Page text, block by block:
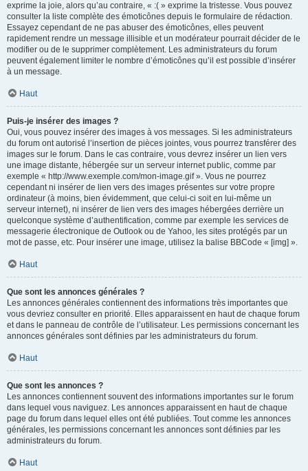
exprime la joie, alors qu’au contraire, « :( » exprime la tristesse. Vous pouvez
consulter la liste complète des émoticônes depuis le formulaire de rédaction.
Essayez cependant de ne pas abuser des émoticônes, elles peuvent
rapidement rendre un message illisible et un modérateur pourrait décider de le
modifier ou de le supprimer complètement. Les administrateurs du forum
peuvent également limiter le nombre d’émoticônes qu’il est possible d’insérer
à un message.
Haut
Puis-je insérer des images ?
Oui, vous pouvez insérer des images à vos messages. Si les administrateurs
du forum ont autorisé l’insertion de pièces jointes, vous pourrez transférer des
images sur le forum. Dans le cas contraire, vous devrez insérer un lien vers
une image distante, hébergée sur un serveur internet public, comme par
exemple « http://www.exemple.com/mon-image.gif ». Vous ne pourrez
cependant ni insérer de lien vers des images présentes sur votre propre
ordinateur (à moins, bien évidemment, que celui-ci soit en lui-même un
serveur internet), ni insérer de lien vers des images hébergées derrière un
quelconque système d’authentification, comme par exemple les services de
messagerie électronique de Outlook ou de Yahoo, les sites protégés par un
mot de passe, etc. Pour insérer une image, utilisez la balise BBCode « [img] ».
Haut
Que sont les annonces générales ?
Les annonces générales contiennent des informations très importantes que
vous devriez consulter en priorité. Elles apparaissent en haut de chaque forum
et dans le panneau de contrôle de l’utilisateur. Les permissions concernant les
annonces générales sont définies par les administrateurs du forum.
Haut
Que sont les annonces ?
Les annonces contiennent souvent des informations importantes sur le forum
dans lequel vous naviguez. Les annonces apparaissent en haut de chaque
page du forum dans lequel elles ont été publiées. Tout comme les annonces
générales, les permissions concernant les annonces sont définies par les
administrateurs du forum.
Haut